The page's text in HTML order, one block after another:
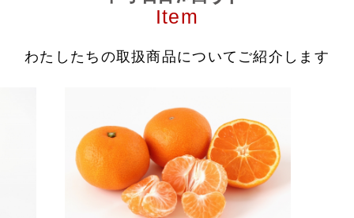
Item
わたしたちの取扱商品について ご紹介します